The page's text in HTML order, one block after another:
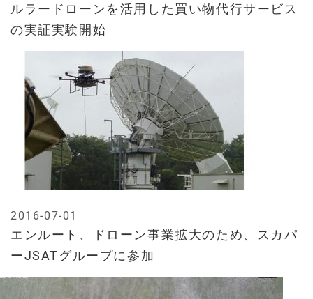
ルラードローンを活用した買い物代行サービス
の実証実験開始
エンルート、ドローン事業拡大のため、スカパ
ーJSATグループに参加
2016-07-01